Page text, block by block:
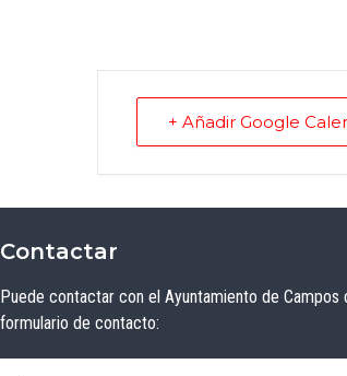
+ Añadir Google
Contactar
Puede contactar con el Ayuntamiento de Campos
formulario de contacto: